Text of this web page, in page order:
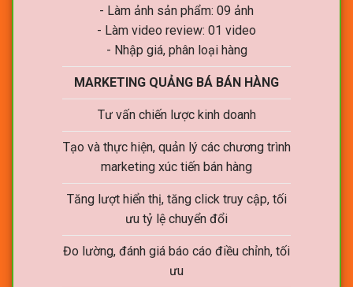
- Làm ảnh sản phẩm: 09 ảnh
- Làm video review: 01 video
- Nhập giá, phân loại hàng
MARKETING QUẢNG BÁ BÁN HÀNG
Tư vấn chiến lược kinh doanh
Tạo và thực hiện, quản lý các chương trình
marketing xúc tiến bán hàng
Tăng lượt hiển thị, tăng click truy cập, tối
ưu tỷ lệ chuyển đổi
Đo lường, đánh giá báo cáo điều chỉnh, tối
ưu